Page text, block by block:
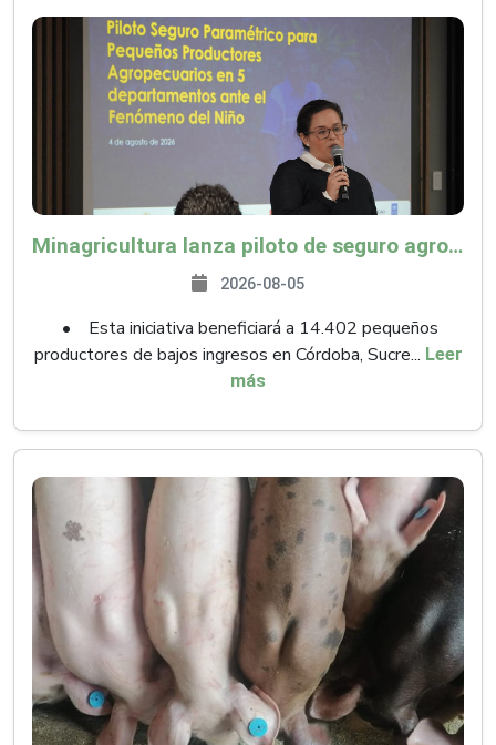
Minagricultura lanza piloto de seguro agropecuario por $9.625 millones para proteger a más de 14.000 pequeños productores contra riesgos del Fenómeno de El Niño
2026-08-05
• Esta iniciativa beneficiará a 14.402 pequeños
productores de bajos ingresos en Córdoba, Sucre... Leer
más